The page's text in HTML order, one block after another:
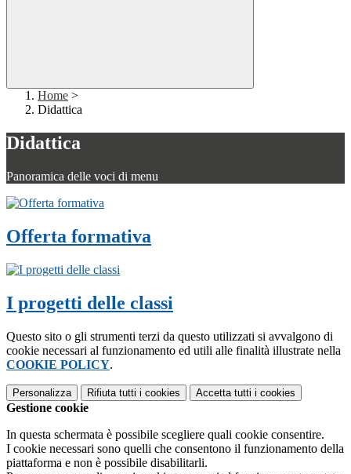
Home >
Didattica
Didattica
Panoramica delle voci di menu
Offerta formativa
I progetti delle classi
Questo sito o gli strumenti terzi da questo utilizzati si avvalgono di
cookie necessari al funzionamento ed utili alle finalità illustrate nella
COOKIE POLICY.
Personalizza Rifiuta tutti i cookies Accetta tutti i cookies
Gestione cookie
In questa schermata è possibile scegliere quali cookie consentire.
I cookie necessari sono quelli che consentono il funzionamento della
piattaforma e non è possibile disabilitarli.